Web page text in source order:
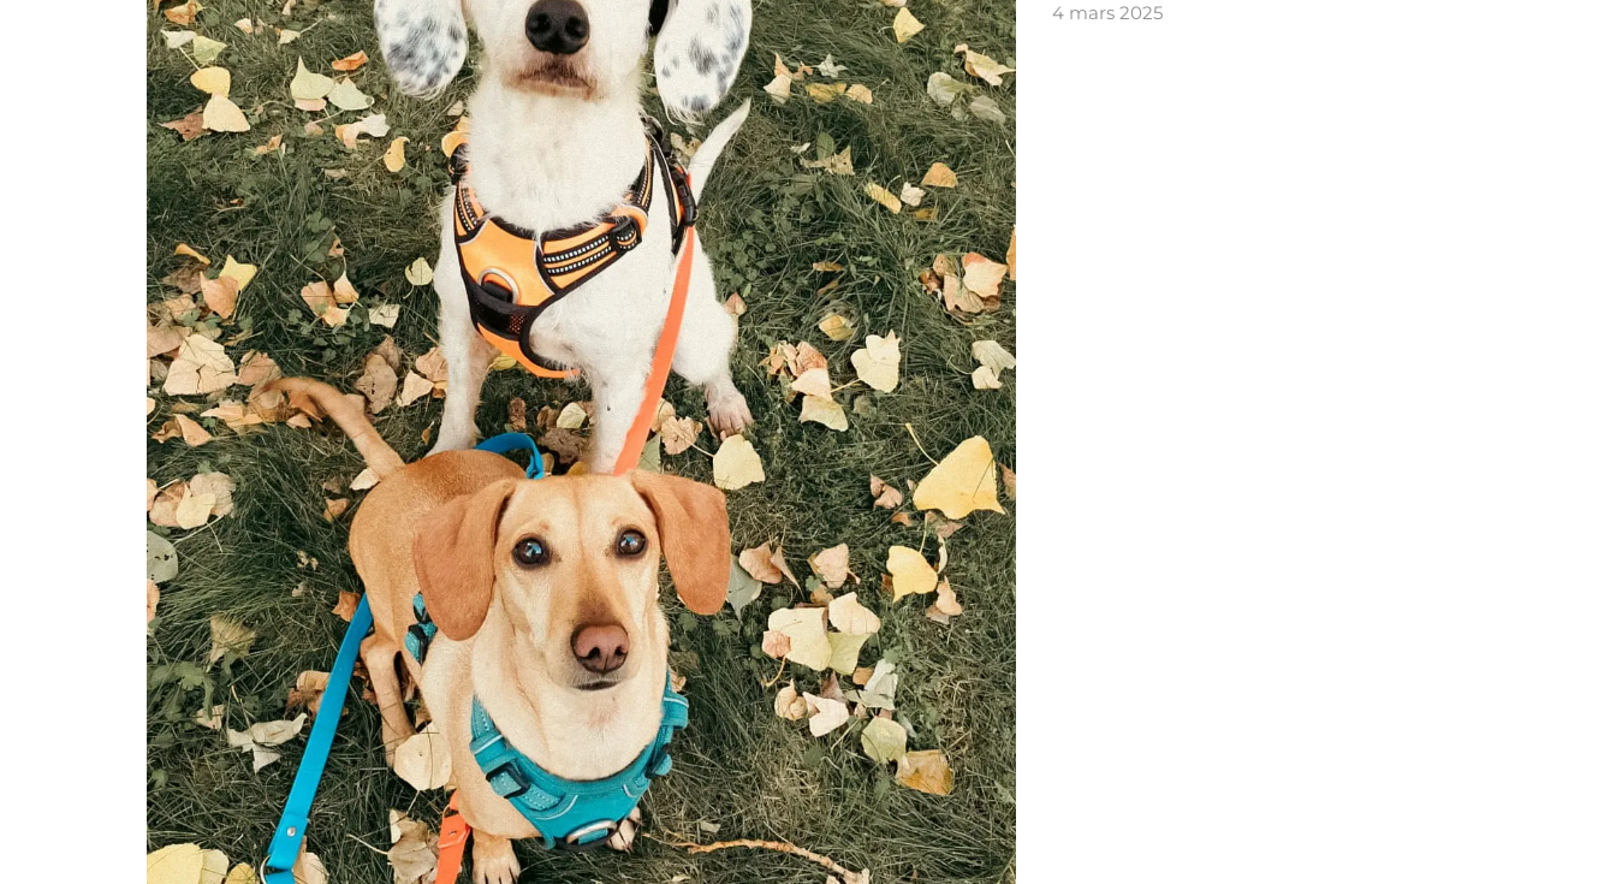
4 mars 2025